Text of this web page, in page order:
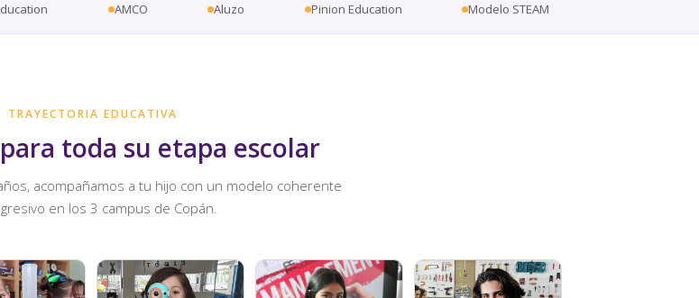
AMCO Aluzo Pinion Education Modelo STEAM
TRAYECTORIA EDUCATIVA
toda su etapa escolar
acompañamos a tu hijo con un modelo coherente
en los 3 campus de Copán.